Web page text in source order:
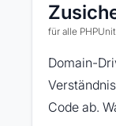
für alle
Domain-
Code ab.